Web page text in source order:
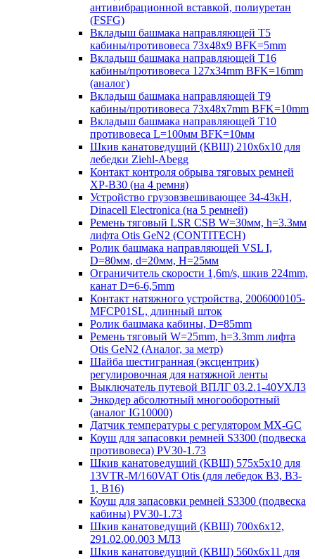
антивибрационной вставкой, полиуретан
(FSFG)
Вкладыш башмака направляющей T5
кабины/противовеса 73х48х9 BFK=5mm
Вкладыш башмака направляющей T16
кабины/противовеса 127х34mm BFK=16mm
(аналог)
Вкладыш башмака направляющей T9
кабины/противовеса 73х48х7mm BFK=10mm
Вкладыш башмака направляющей T10
противовеса L=100мм BFK=10мм
Шкив канатоведущий (КВШ) 210х6х10 для
лебедки Ziehl-Abegg
Контакт контроля обрыва тяговых ремней
XP-B30 (на 4 ремня)
Устройство грузовзвешивающее 34-43кН,
Dinacell Electronica (на 5 ремней)
Ремень тяговый LSR CSB W=30мм, h=3.3мм
лифта Otis GeN2 (CONTITECH)
Ролик башмака направляющей VSL I,
D=80мм, d=20мм, H=25мм
Ограничитель скорости 1,6m/s, шкив 224mm,
канат D=6-6,5mm
Контакт натяжного устройства, 2006000105-
MFCP01SL, длинный шток
Ролик башмака кабины, D=85mm
Ремень тяговый W=25mm, h=3.3mm лифта
Otis GeN2 (Аналог, за метр)
Шайба шестигранная (эксцентрик)
регулировочная для натяжной ленты
Выключатель путевой ВПЛГ 03.2.1-40УХЛ3
Энкодер абсолютный многооборотный
(аналог IG10000)
Датчик температуры с регулятором MX-GC
Коуш для запасовки ремней S3300 (подвеска
противовеса) PV30-1.73
Шкив канатоведущий (КВШ) 575х5х10 для
13VTR-M/160VAT Otis (для лебедок B3, B3-
1, B16)
Коуш для запасовки ремней S3300 (подвеска
кабины) PV30-1.73
Шкив канатоведущий (КВШ) 700х6х12,
291.02.00.003 МЛЗ
Шкив канатоведущий (КВШ) 560х6х11 для